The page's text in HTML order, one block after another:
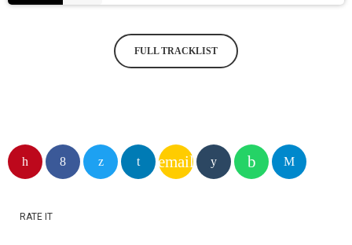
FULL TRACKLIST
email
RATE IT